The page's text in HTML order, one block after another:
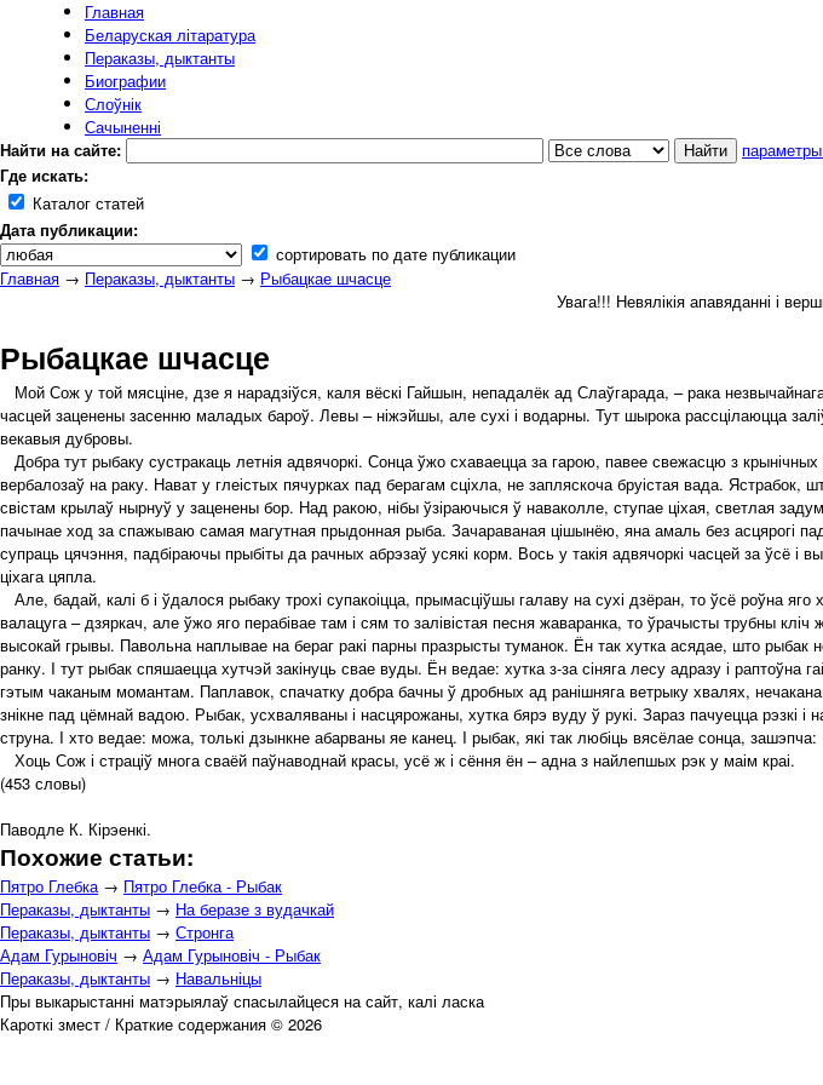
Главная
Беларуская літаратура
Пераказы, дыктанты
Биографии
Слоўнік
Сачыненні
Найти на сайте:
Где искать:
Каталог статей
Дата публикации:
сортировать по дате публикации
Главная → Пераказы, дыктанты → Рыбацкае шчасце
Увага!!! Невялікія апавяданні і
Рыбацкае шчасце
Мой Сож у той мясціне, дзе я нарадзіўся, каля вёскі Гайшын, непадалёк ад Слаўгарада, – рака
часцей заценены засенню маладых бароў. Левы – ніжэйшы, але сухі і водарны. Тут шырока рассцілаюцца
векавыя дубровы.
Добра тут рыбаку сустракаць летнія адвячоркі. Сонца ўжо схаваецца за гарою, павее свежасцю з
вербалозаў на раку. Нават у глеістых пячурках пад берагам сціхла, не запляскоча бруістая вада.
свістам крылаў нырнуў у заценены бор. Над ракою, нібы ўзіраючыся ў наваколле, ступае ціхая, светлая
пачынае ход за спажываю самая магутная прыдонная рыба. Зачараваная цішынёю, яна амаль без асцярогі
супраць цячэння, падбіраючы прыбіты да рачных абрэзаў усякі корм. Вось у такія адвячоркі часцей за ўсё
ціхага цяпла.
Але, бадай, калі б і ўдалося рыбаку трохі супакоіцца, прымасціўшы галаву на сухі дзёран, то ўсё роўна
валацуга – дзяркач, але ўжо яго перабівае там і сям то залівістая песня жаваранка, то ўрачысты трубны
высокай грывы. Павольна наплывае на бераг ракі парны празрысты туманок. Ён так хутка асядае, што рыбак
ранку. I тут рыбак спяшаецца хутчэй закінуць свае вуды. Ён ведае: хутка з-за сіняга лесу адразу і раптоўна
гэтым чаканым момантам. Паплавок, спачатку добра бачны ў дробных ад ранішняга ветрыку хвалях,
знікне пад цёмнай вадою. Рыбак, усхваляваны і насцярожаны, хутка бярэ вуду ў рукі. Зараз пачуецца рэзкі
струна. I хто ведае: можа, толькі дзынкне абарваны яе канец. I рыбак, які так любіць вясёлае сонца,
Хоць Сож і страціў многа сваёй паўнаводнай красы, усё ж і сёння ён – адна з найлепшых рэк у маім краі.
(453 словы)
Паводле К. Кірэенкі.
Похожие статьи:
Пятро Глебка→ Пятро Глебка - Рыбак
Пераказы, дыктанты → На беразе з вудачкай
Пераказы, дыктанты → Стронга
Адам Гурыновіч → Адам Гурыновіч - Рыбак
Пераказы, дыктанты → Навальніцы
Пры выкарыстанні матэрыялаў спасылайцеся на сайт, калі ласка
Кароткі змест / Краткие содержания © 2026